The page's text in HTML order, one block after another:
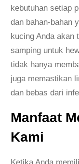
kebutuhan setiap
dan bahan-bahan
kucing Anda akan
samping untuk
tidak hanya
juga memastikan
dan bebas dari
Manfaat
Kami